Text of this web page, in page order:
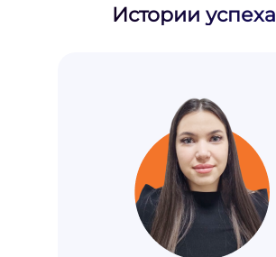
Истории успеха